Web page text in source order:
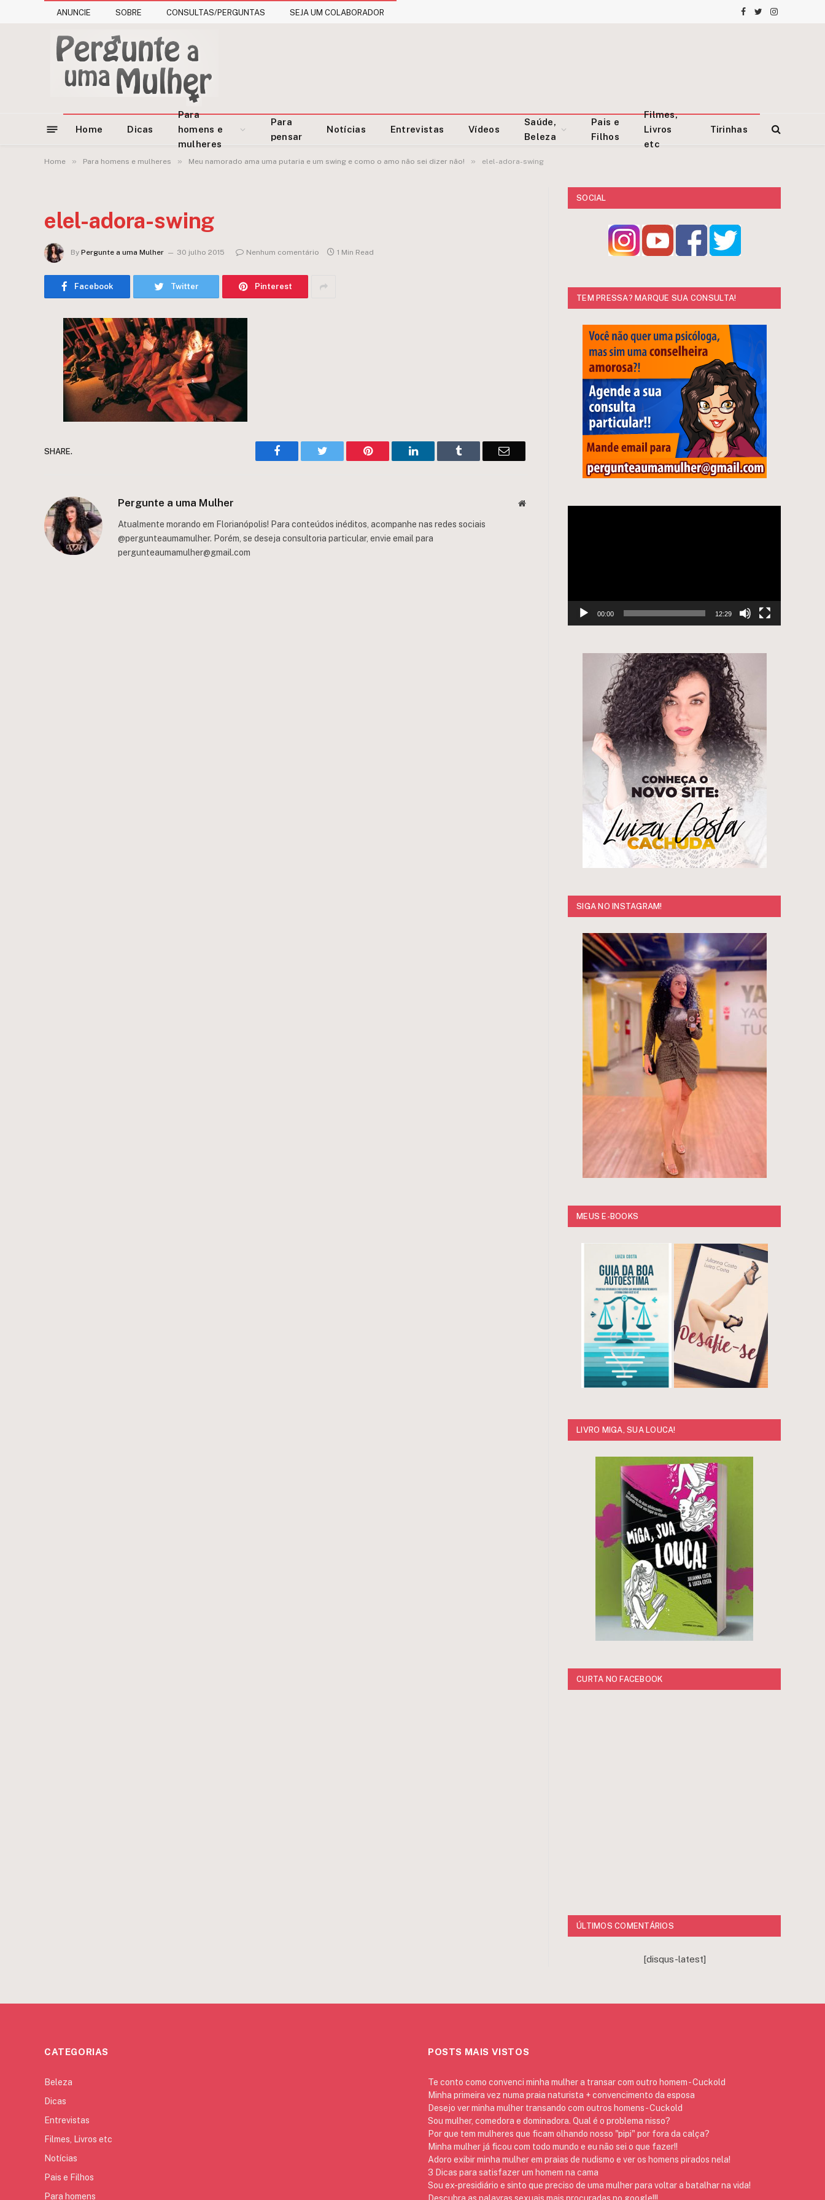
ANUNCIE SOBRE CONSULTAS/PERGUNTAS SEJA UM COLABORADOR Facebook
TwitterInstagram
Home Dicas
Para
homens e
mulheres
Para
pensar
Notícias Entrevistas Vídeos
Saúde,
Beleza
Pais e
Filhos
Filmes,
Livros
etc
Tirinhas
Home » Para homens e mulheres » Meu namorado ama uma putaria e um swing e como o amo não sei dizer não! » elel-adora-swing
elel-adora-swing
By Pergunte a uma Mulher 30 julho 2015 Nenhum comentário 1 Min Read
Facebook Twitter Pinterest
SHARE. Facebook Twitter Pinterest LinkedIn Tumblr Email
Pergunte a uma Mulher Website
Atualmente morando em Florianópolis! Para conteúdos inéditos, acompanhe nas redes sociais
@pergunteaumamulher. Porém, se deseja consultoria particular, envie email para
pergunteaumamulher@gmail.com
SOCIAL
TEM PRESSA? MARQUE SUA CONSULTA!
00:00 12:29
SIGA NO INSTAGRAM!
MEUS E-BOOKS
LIVRO MIGA, SUA LOUCA!
CURTA NO FACEBOOK
ÚLTIMOS COMENTÁRIOS
[disqus-latest]
CATEGORIAS
Beleza
Dicas
Entrevistas
Filmes, Livros etc
Notícias
Pais e Filhos
Para homens
POSTS MAIS VISTOS
Te conto como convenci minha mulher a transar com outro homem - Cuckold
Minha primeira vez numa praia naturista + convencimento da esposa
Desejo ver minha mulher transando com outros homens - Cuckold
Sou mulher, comedora e dominadora. Qual é o problema nisso?
Por que tem mulheres que ficam olhando nosso "pipi" por fora da calça?
Minha mulher já ficou com todo mundo e eu não sei o que fazer!!
Adoro exibir minha mulher em praias de nudismo e ver os homens pirados nela!
3 Dicas para satisfazer um homem na cama
Sou ex-presidiário e sinto que preciso de uma mulher para voltar a batalhar na vida!
Descubra as palavras sexuais mais procuradas no google!!!